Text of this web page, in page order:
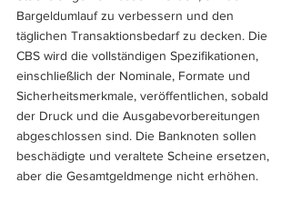
Bargeldumlauf zu verbessern und den
täglichen Transaktionsbedarf zu decken. Die
CBS wird die vollständigen Spezifikationen,
einschließlich der Nominale, Formate und
Sicherheitsmerkmale, veröffentlichen, sobald
der Druck und die Ausgabevorbereitungen
abgeschlossen sind. Die Banknoten sollen
beschädigte und veraltete Scheine ersetzen,
aber die Gesamtgeldmenge nicht erhöhen.